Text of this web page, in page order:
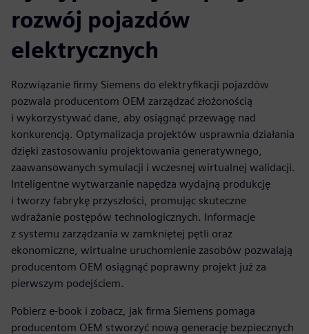
rozwój pojazdów
elektrycznych
Rozwiązanie firmy Siemens do elektryfikacji pojazdów
pozwala producentom OEM zarządzać złożonością
i wykorzystywać dane, aby osiągnąć przewagę nad
konkurencją. Optymalizacja projektów usprawnia działania
dzięki zastosowaniu projektowania generatywnego,
zaawansowanych symulacji i wczesnej wirtualnej walidacji.
Inteligentne wytwarzanie napędza wydajną produkcję
i tworzy fabrykę przyszłości, promując skuteczne
wdrażanie postępów technologicznych. Informacje
z systemu zarządzania w zamkniętej pętli oraz
ekonomiczne, wirtualne uruchomienie zasobów pozwalają
producentom OEM osiągnąć poprawny projekt już za
pierwszym podejściem.
Pobierz e-book i zobacz, jak firma Siemens pomaga
producentom OEM stworzyć nową generację bezpiecznych